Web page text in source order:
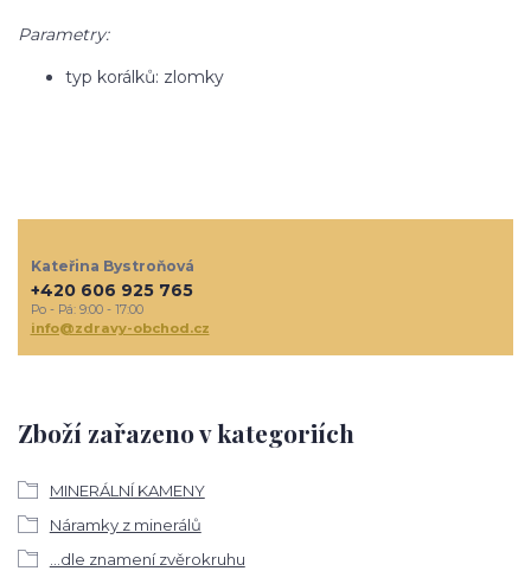
Parametry:
typ korálků: zlomky
Zboží zařazeno v kategoriích
MINERÁLNÍ KAMENY
Náramky z minerálů
...dle znamení zvěrokruhu
Kateřina Bystroňová
+420 606 925 765
Po - Pá: 9:00 - 17:00
info@zdravy-obchod.cz